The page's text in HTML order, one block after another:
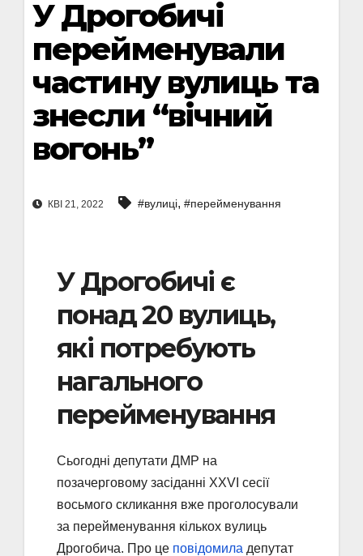
У Дрогобичі
перейменували
частину вулиць та
знесли “вічний
вогонь”
КВІ 21, 2022 #вулиці, #перейменування
У Дрогобичі є
понад 20 вулиць,
які потребують
нагального
перейменування
Сьогодні депутати ДМР на
позачерговому засіданні ХXVI сесії
восьмого скликання вже проголосували
за перейменування кількох вулиць
Дрогобича. Про це повідомила депутат